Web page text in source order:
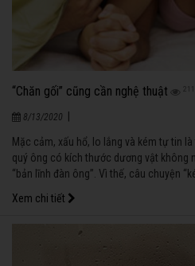
“Chăn gối” cũng cần nghệ thuật
8/13/2020
Mặc cảm, xấu hổ, lo lắng và kém tự tin
quý ông có kích thước dương vật không
“bản lĩnh đàn ông”. Vì thế, câu chuyện
Xem chi tiết